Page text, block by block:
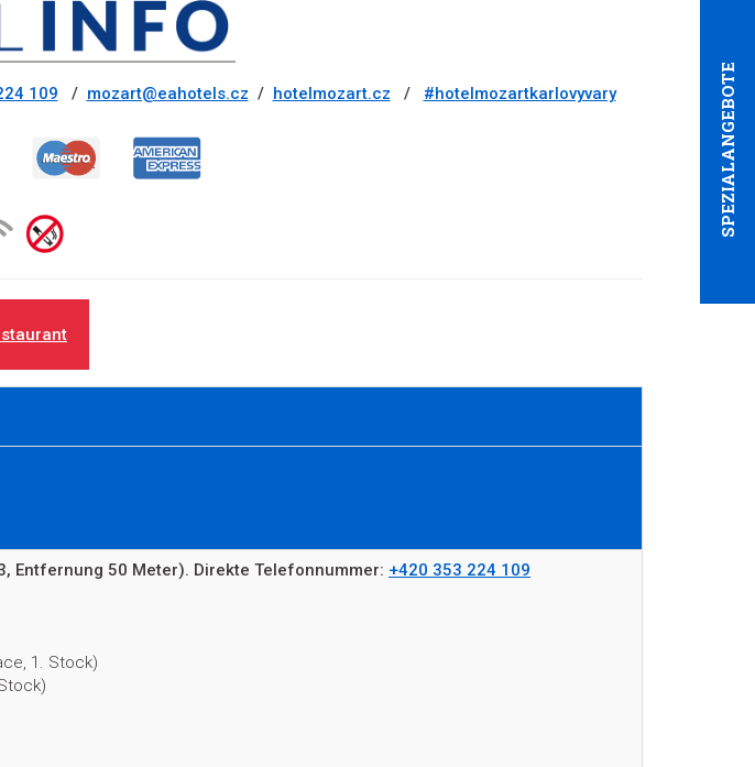
SPEZIALANGEBOTE
109 / mozart@eahotels.cz / hotelmozart.cz / #hotelmozartkarlovyvary
Entfernung 50 Meter). Direkte Telefonnummer: +420 353 224 109
1. Stock)